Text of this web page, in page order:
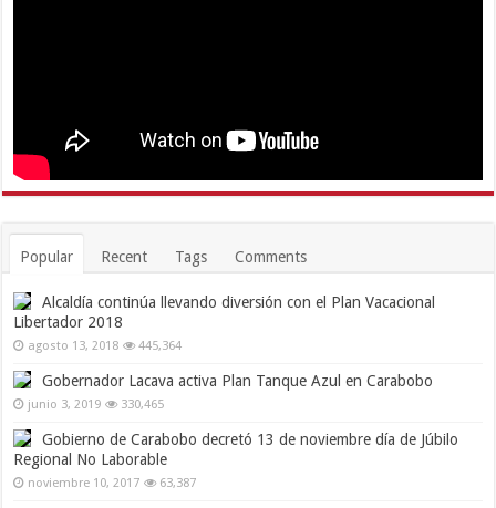
Popular Recent Tags Comments
Alcaldía continúa llevando diversión con el Plan Vacacional
Libertador 2018
agosto 13, 2018 445,364
Gobernador Lacava activa Plan Tanque Azul en Carabobo
junio 3, 2019 330,465
Gobierno de Carabobo decretó 13 de noviembre día de Júbilo
Regional No Laborable
noviembre 10, 2017 63,387